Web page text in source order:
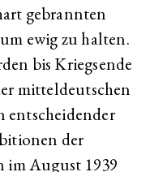
gebrannten
ewig zu halten.
bis Kriegsende
mitteldeutschen
entscheidender
der
im August 1939